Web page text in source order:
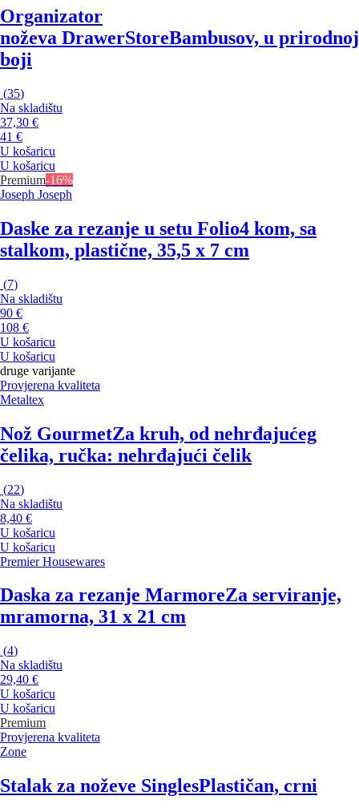
Organizator
noževa DrawerStoreBambusov, u prirodnoj
boji
(35)
Na skladištu
37,30 €
41 €
U košaricu
U košaricu
Premium-16%
Joseph Joseph
Daske za rezanje u setu Folio4 kom, sa
stalkom, plastične, 35,5 x 7 cm
(7)
Na skladištu
90 €
108 €
U košaricu
U košaricu
druge varijante
Provjerena kvaliteta
Metaltex
Nož GourmetZa kruh, od nehrđajućeg
čelika, ručka: nehrđajući čelik
(22)
Na skladištu
8,40 €
U košaricu
U košaricu
Premier Housewares
Daska za rezanje MarmoreZa serviranje,
mramorna, 31 x 21 cm
(4)
Na skladištu
29,40 €
U košaricu
U košaricu
Premium
Provjerena kvaliteta
Zone
Stalak za noževe SinglesPlastičan, crni